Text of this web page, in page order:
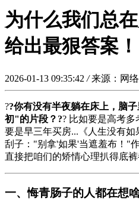
为什么我们总
给出最狠答案！
2026-01-13 09:35:42 / 来源：网
??你有没有半夜躺在床上，脑
初"的片段？?? 比如要是高考多
要是早三年买房...《人生没有
刮子："别拿'如果'当遮羞布！"
直接把咱们的矫情心理扒得底裤
一、悔青肠子的人都在想